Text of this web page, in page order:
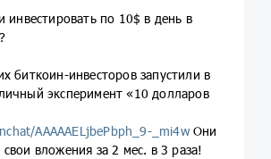
инвестировать по 10$ в день в
биткоин-инвесторов запустили в
эксперимент «10 долларов
AAAAAELjbePbph_9-_mi4wОни
вложения за 2 мес. в 3 раза!